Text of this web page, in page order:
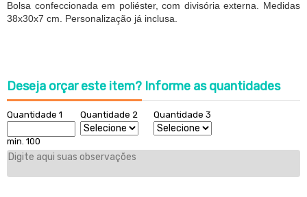
Bolsa confeccionada em poliéster, com divisória externa. Medidas
38x30x7 cm. Personalização já inclusa.
Deseja orçar este item? Informe as quantidades
Quantidade 1
min. 100
Quantidade 2 Quantidade 3